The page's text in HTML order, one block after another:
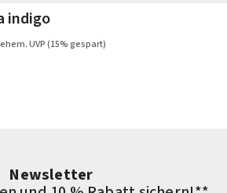
indigo
ehem. UVP(15% gespart)
Newsletter